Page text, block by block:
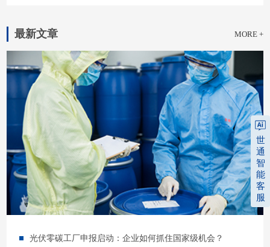
最新文章 MORE +
光伏零碳工厂申报启动：企业如何抓住国家级机会？
世
通
智
能
客
服